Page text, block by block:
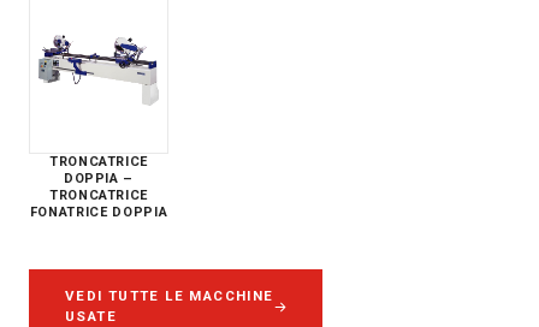
TRONCATRICE
DOPPIA –
TRONCATRICE
FONATRICE DOPPIA
VEDI TUTTE LE MACCHINE
USATE